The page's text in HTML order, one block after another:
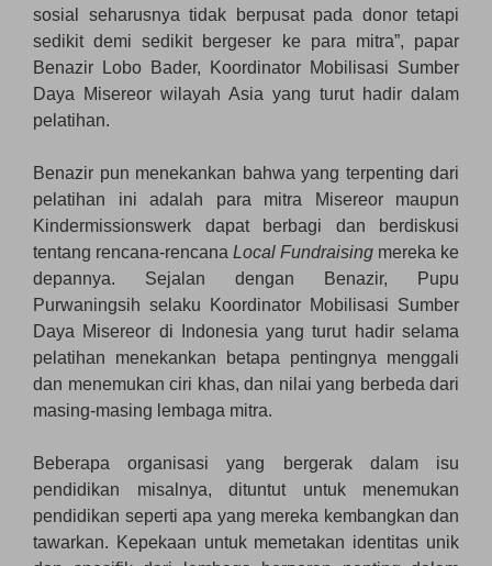
sosial seharusnya tidak berpusat pada donor tetapi
sedikit demi sedikit bergeser ke para mitra”, papar
Benazir Lobo Bader, Koordinator Mobilisasi Sumber
Daya Misereor wilayah Asia yang turut hadir dalam
pelatihan.
Benazir pun menekankan bahwa yang terpenting dari
pelatihan ini adalah para mitra Misereor maupun
Kindermissionswerk dapat berbagi dan berdiskusi
tentang rencana-rencana Local Fundraising mereka ke
depannya. Sejalan dengan Benazir, Pupu
Purwaningsih selaku Koordinator Mobilisasi Sumber
Daya Misereor di Indonesia yang turut hadir selama
pelatihan menekankan betapa pentingnya menggali
dan menemukan ciri khas, dan nilai yang berbeda dari
masing-masing lembaga mitra.
Beberapa organisasi yang bergerak dalam isu
pendidikan misalnya, dituntut untuk menemukan
pendidikan seperti apa yang mereka kembangkan dan
tawarkan. Kepekaan untuk memetakan identitas unik